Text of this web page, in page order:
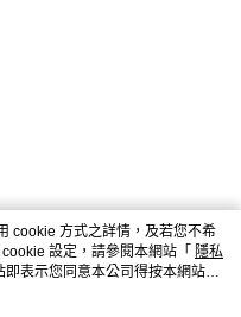
cookie 方式之詳情，及若您不希
設定，請參閱本網站「 隱私
表示您同意本公司得按本網站使